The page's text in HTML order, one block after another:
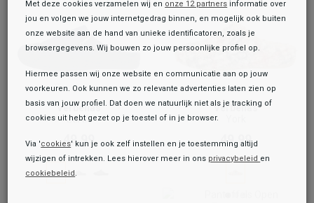
Verbenas
Earth
49,99
Verbenas
49,99
Met deze cookies verzamelen wij en onze 12 partners informatie over
jou en volgen we jouw internetgedrag binnen, en mogelijk ook buiten
onze website aan de hand van unieke identificatoren, zoals je
browsergegevens. Wij bouwen zo jouw persoonlijke profiel op.
Hiermee passen wij onze website en communicatie aan op jouw
voorkeuren. Ook kunnen we zo relevante advertenties laten zien op
basis van jouw profiel. Dat doen we natuurlijk niet als je tracking of
cookies uit hebt gezet op je toestel of in je browser.
Via 'cookies' kun je ook zelf instellen en je toestemming altijd
wijzigen of intrekken. Lees hierover meer in ons privacybeleid en
cookiebeleid.